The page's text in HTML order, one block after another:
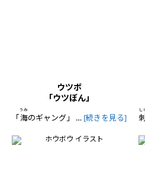
ウツボ
「ウツぼん」
「海
うみ
のギャング」 … [続きを見る]
し